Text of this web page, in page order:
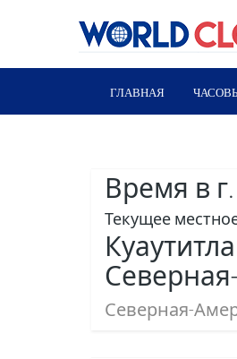
ГЛАВНАЯ
Время в
Текущее
Северная-